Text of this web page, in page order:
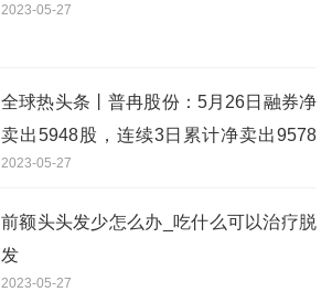
2023-05-27
全球热头条丨普冉股份：5月26日融券净
卖出5948股，连续3日累计净卖出9578
股
2023-05-27
前额头头发少怎么办_吃什么可以治疗脱
发
2023-05-27